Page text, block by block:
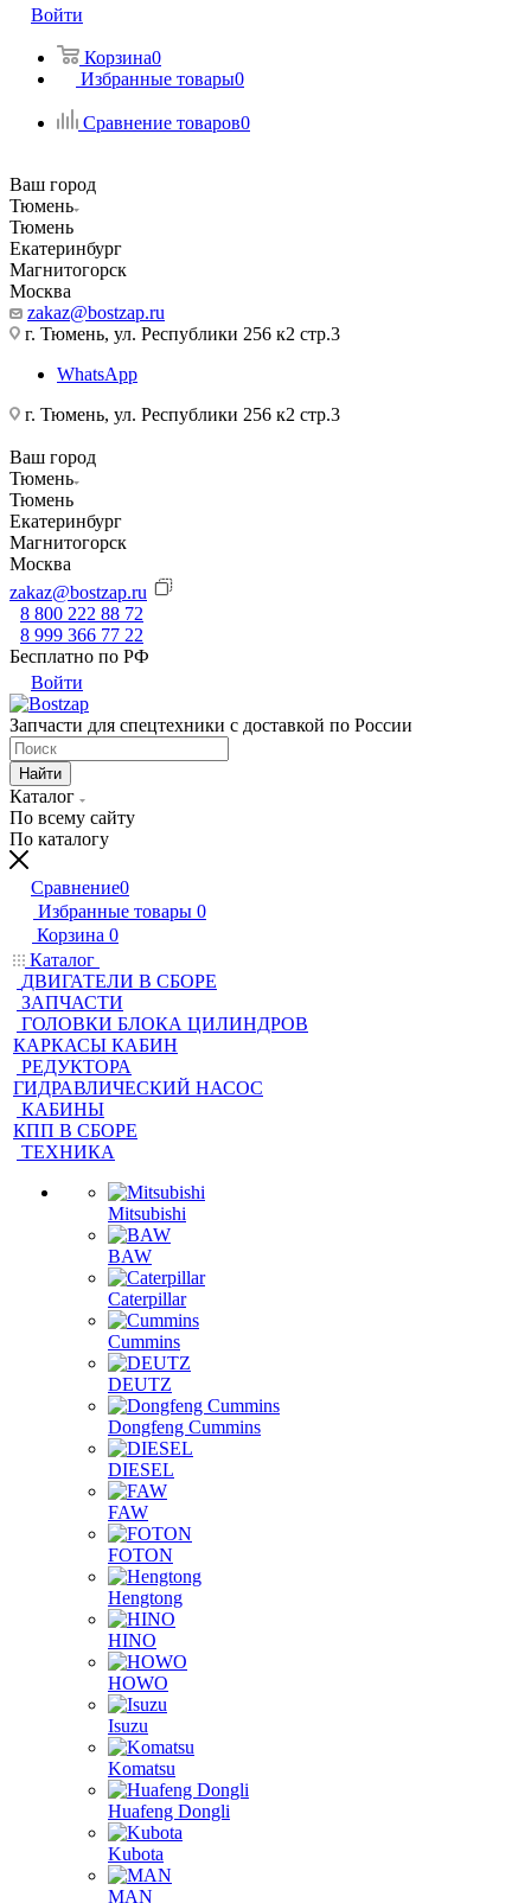
Войти
Корзина0
Избранные товары0
Сравнение товаров0
Ваш город
Тюмень
Тюмень
Екатеринбург
Магнитогорск
Москва
zakaz@bostzap.ru
г. Тюмень, ул. Республики 256 к2 стр.3
WhatsApp
г. Тюмень, ул. Республики 256 к2 стр.3
Ваш город
Тюмень
Тюмень
Екатеринбург
Магнитогорск
Москва
zakaz@bostzap.ru
8 800 222 88 72
8 999 366 77 22
Бесплатно по РФ
Войти
Запчасти для спецтехники с доставкой по России
Найти
Каталог
По всему сайту
По каталогу
Сравнение0
Избранные товары 0
Корзина 0
Каталог
ДВИГАТЕЛИ В СБОРЕ
ЗАПЧАСТИ
ГОЛОВКИ БЛОКА ЦИЛИНДРОВ
КАРКАСЫ КАБИН
РЕДУКТОРА
ГИДРАВЛИЧЕСКИЙ НАСОС
КАБИНЫ
КПП В СБОРЕ
ТЕХНИКА
Mitsubishi
BAW
Caterpillar
Cummins
DEUTZ
Dongfeng Cummins
DIESEL
FAW
FOTON
Hengtong
HINO
HOWO
Isuzu
Komatsu
Huafeng Dongli
Kubota
MAN